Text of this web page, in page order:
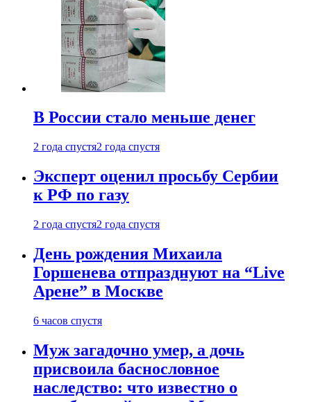
В России стало меньше денег
2 года спустя2 года спустя
Эксперт оценил просьбу Сербии
к РФ по газу
2 года спустя2 года спустя
День рождения Михаила
Горшенева отпразднуют на “Live
Арене” в Москве
6 часов спустя
Муж загадочно умер, а дочь
присвоила баснословное
наследство: что известно о